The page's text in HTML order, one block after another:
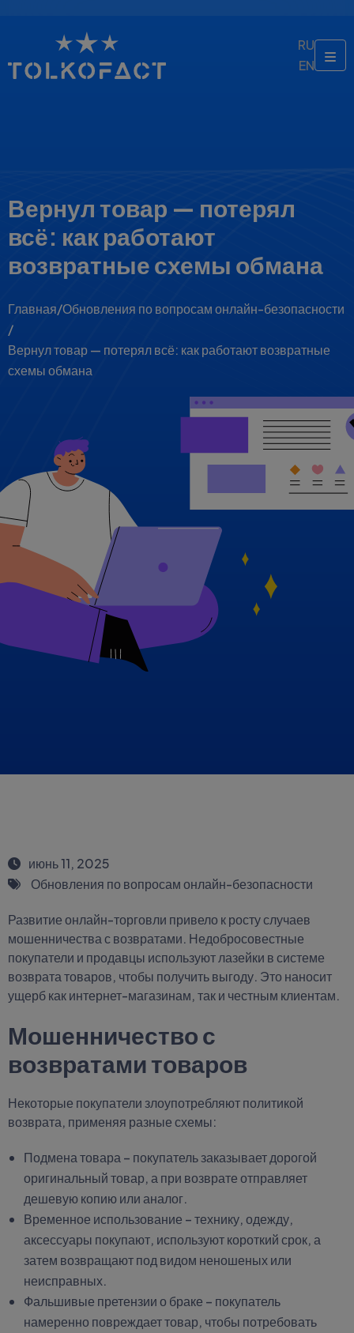
RU
EN
Вернул товар — потерял
всё: как работают
возвратные схемы обмана
Главная/Обновления по вопросам онлайн-безопасности
/
Вернул товар — потерял всё: как работают возвратные
схемы обмана
июнь 11, 2025
Обновления по вопросам онлайн-безопасности
Развитие онлайн-торговли привело к росту случаев
мошенничества с возвратами. Недобросовестные
покупатели и продавцы используют лазейки в системе
возврата товаров, чтобы получить выгоду. Это наносит
ущерб как интернет-магазинам, так и честным клиентам.
Мошенничество с
возвратами товаров
Некоторые покупатели злоупотребляют политикой
возврата, применяя разные схемы:
Подмена товара – покупатель заказывает дорогой
оригинальный товар, а при возврате отправляет
дешевую копию или аналог.
Временное использование – технику, одежду,
аксессуары покупают, используют короткий срок, а
затем возвращают под видом неношеных или
неисправных.
Фальшивые претензии о браке – покупатель
намеренно повреждает товар, чтобы потребовать